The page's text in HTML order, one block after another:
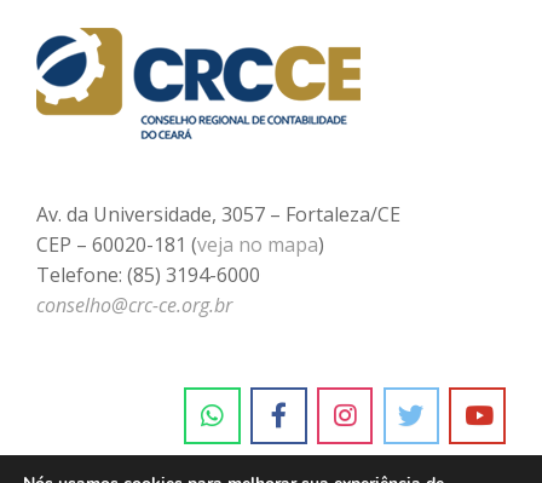
Av. da Universidade, 3057 – Fortaleza/CE
CEP – 60020-181 (veja no mapa)
Telefone: (85) 3194-6000
conselho@crc-ce.org.br